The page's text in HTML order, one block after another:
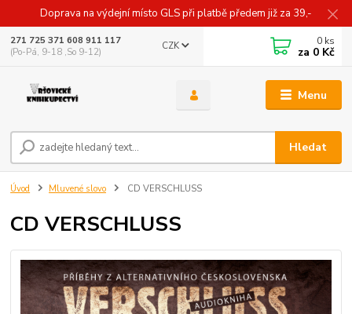
Doprava na výdejní místo GLS při platbě předem již za 39,-
Menu
CZK
Hledat
271 725 371 608 911 117
(Po-Pá, 9-18 ,So 9-12)
0 ks
za 0 Kč
Úvod Mluvené slovo CD VERSCHLUSS
CD VERSCHLUSS